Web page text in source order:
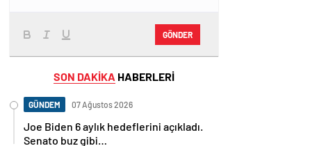
GÖNDER
SON DAKİKA HABERLERİ
GÜNDEM 07 Ağustos 2026
Joe Biden 6 aylık hedeflerini açıkladı.
Senato buz gibi…